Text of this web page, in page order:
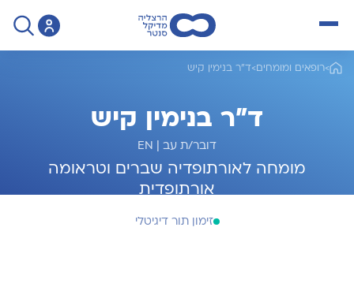
>רופאים ומומחים>ד"ר בנימין קיש
ד"ר בנימין קיש
דובר/ת עב |
EN
מומחה לאורתופדיה שברים וטראומה
אורתופדית
זימון תור דיגיטלי